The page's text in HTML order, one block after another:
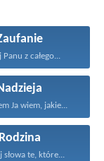
Panu z całego...
Ja wiem, jakie...
Rodzina
słowa te, które...